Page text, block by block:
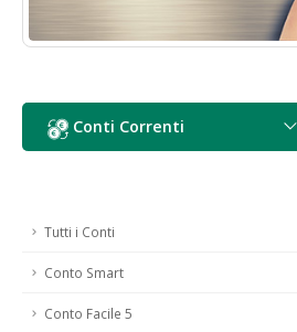
Conti Correnti
Tutti i Conti
Conto Smart
Conto Facile 5